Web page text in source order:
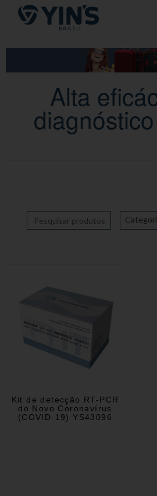
Pular
para
conteúdo
Alta
Kit de detecção RT-PCR
do Novo Coronavírus
(COVID-19) YS43096